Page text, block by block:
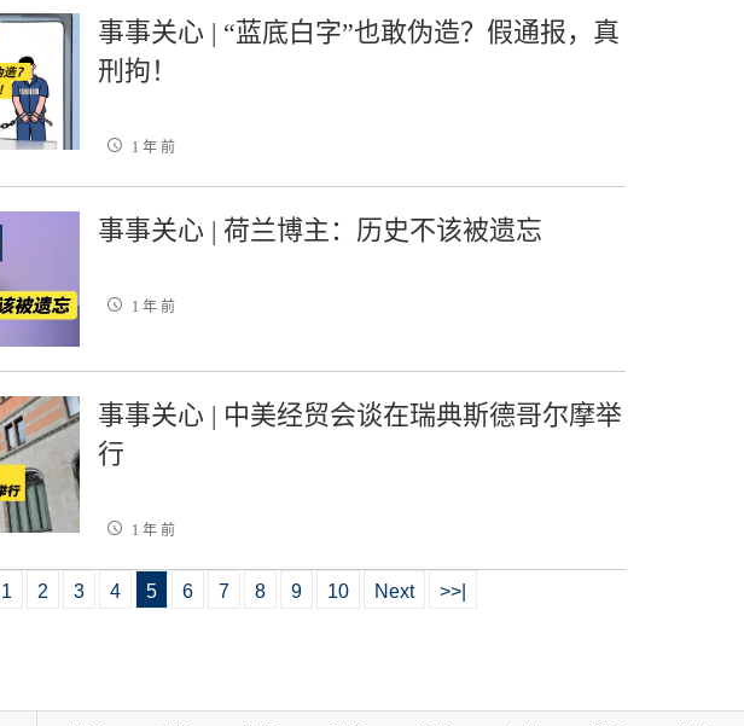
事事关心 | “蓝底白字”也敢伪造？假通报，真
刑拘！
1 年 前
事事关心 | 荷兰博主：历史不该被遗忘
1 年 前
事事关心 | 中美经贸会谈在瑞典斯德哥尔摩举
行
1 年 前
1 2 3 4 5 6 7 8 9 10 Next >>|